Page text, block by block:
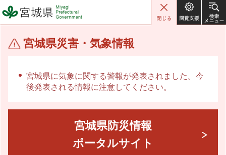
宮城県 Miyagi Prefectural
Government
宮城県災害・気象情報
宮城県に気象に関する警報が発表されました。今
後発表される情報に注意してください。
宮城県防災情報
ポータルサイト